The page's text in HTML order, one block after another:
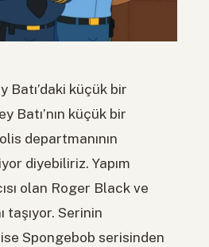
Batı’daki küçük bir
Batı’nın küçük bir
departmanının
diyebiliriz. Yapım
olan Roger Black ve
taşıyor. Serinin
Spongebob serisinden